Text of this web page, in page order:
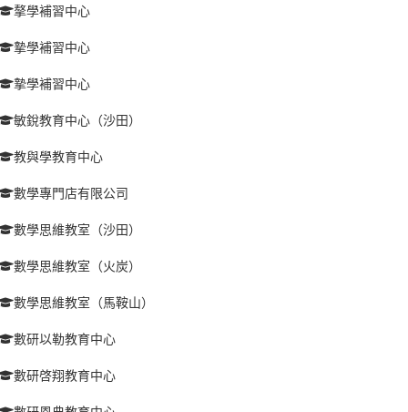
摮學補習中心
摯學補習中心
摯學補習中心
敏銳教育中心（沙田）
教與學教育中心
數學專門店有限公司
數學思維教室（沙田）
數學思維教室（火炭）
數學思維教室（馬鞍山）
數研以勒教育中心
數研啓翔教育中心